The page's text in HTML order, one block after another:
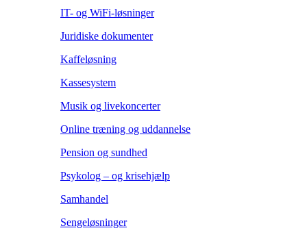
IT- og WiFi-løsninger
Juridiske dokumenter
Kaffeløsning
Kassesystem
Musik og livekoncerter
Online træning og uddannelse
Pension og sundhed
Psykolog – og krisehjælp
Samhandel
Sengeløsninger